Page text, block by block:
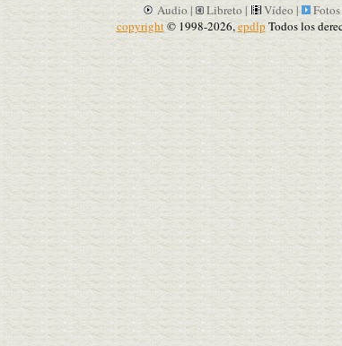
Audio | Libreto | Vídeo |
copyright© 1998-2026,epdlp Todos los